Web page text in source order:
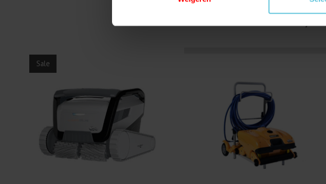
Dit vind je
Items van productcarrousel
Sale